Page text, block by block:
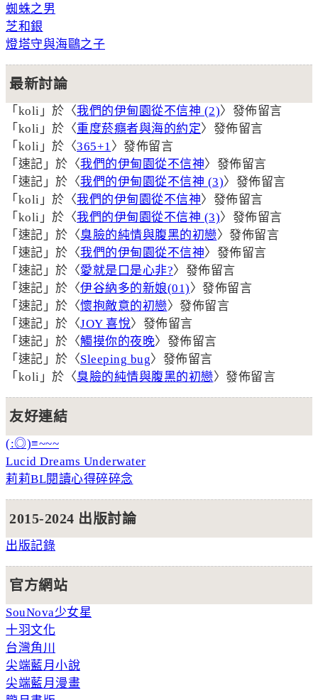
蜘蛛之男
芝和銀
燈塔守與海鷗之子
最新討論
「 koli 」於〈我們的伊甸園從不信神 (2)〉發佈留言
「 koli 」於〈重度菸癮者與海的約定〉發佈留言
「 koli 」於〈365+1〉發佈留言
「 速記 」於〈我們的伊甸園從不信神〉發佈留言
「 速記 」於〈我們的伊甸園從不信神 (3)〉發佈留言
「 koli 」於〈我們的伊甸園從不信神〉發佈留言
「 koli 」於〈我們的伊甸園從不信神 (3)〉發佈留言
「 速記 」於〈臭臉的純情與腹黑的初戀〉發佈留言
「 速記 」於〈我們的伊甸園從不信神〉發佈留言
「 速記 」於〈愛就是口是心非?〉發佈留言
「 速記 」於〈伊谷納多的新娘(01)〉發佈留言
「 速記 」於〈懷抱敵意的初戀〉發佈留言
「 速記 」於〈JOY 喜悅〉發佈留言
「 速記 」於〈觸摸你的夜晚〉發佈留言
「 速記 」於〈Sleeping bug〉發佈留言
「 koli 」於〈臭臉的純情與腹黑的初戀〉發佈留言
友好連結
(:◎)≡~~~
Lucid Dreams Underwater
莉莉BL閱讀心得碎碎念
2015-2024 出版討論
出版記錄
官方網站
SouNova少女星
十羽文化
台灣角川
尖端藍月小說
尖端藍月漫畫